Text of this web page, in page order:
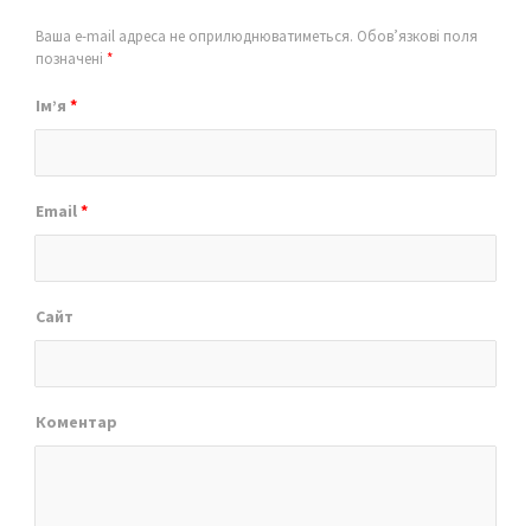
Ваша e-mail адреса не оприлюднюватиметься. Обов’язкові поля
позначені *
Ім’я *
Email*
Сайт
Коментар